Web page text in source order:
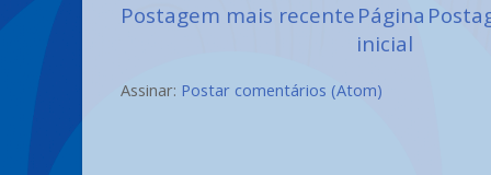
Postagem mais recentePágina
inicial
Assinar: Postar comentários (Atom)